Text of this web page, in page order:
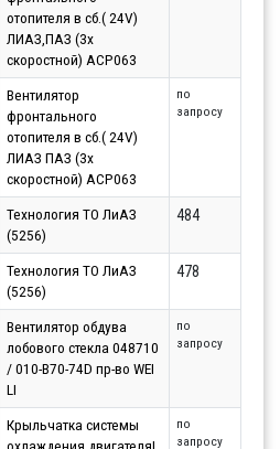
отопителя в сб.( 24V)
ЛИАЗ,ПАЗ (3х
скоростной) ACP063
Вентилятор
фронтального
отопителя в сб.( 24V)
ЛИАЗ ПАЗ (3х
скоростной) ACP063
по
запросу
Технология ТО ЛиАЗ
(5256)
484
Технология ТО ЛиАЗ
(5256)
478
Вентилятор обдува
лобового стекла 048710
/ 010-B70-74D пр-во WEI
LI
по
запросу
Крыльчатка системы
по
запросу